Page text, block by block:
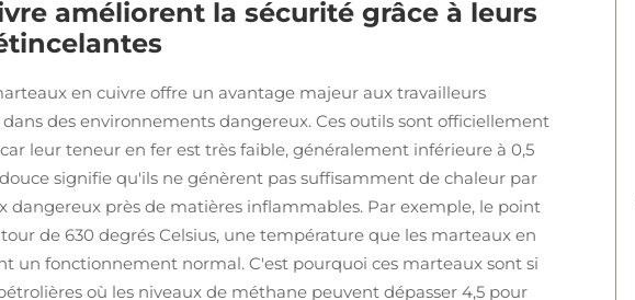
améliorent la sécurité grâce à leurs
en cuivre offre un avantage majeur aux travailleurs
des environnements dangereux. Ces outils sont officiellement
leur teneur en fer est très faible, généralement inférieure à 0,5
signifie qu'ils ne génèrent pas suffisamment de chaleur par
dangereux près de matières inflammables. Par exemple, le point
de 630 degrés Celsius, une température que les marteaux en
un fonctionnement normal. C'est pourquoi ces marteaux sont si
où les niveaux de méthane peuvent dépasser 4,5 pour